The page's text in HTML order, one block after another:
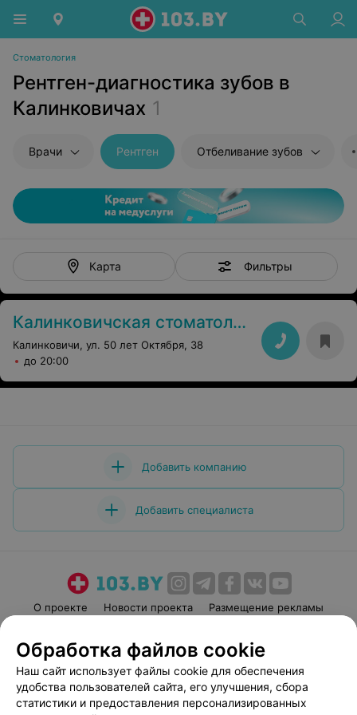
Стоматология
Рентген-диагностика зубов в
Калинковичах 1
Врачи Рентген Отбеливание зубов
Карта Фильтры
Калинковичская стоматологическая поликлиника
Калинковичи, ул. 50 лет Октября, 38
до 20:00
Добавить компанию
Добавить специалиста
О проекте Новости проекта
Размещение рекламы
Пользовательское соглашение
Способы оплаты
Вакансии
Партнеры
Написать руководителю 103.by
Обработка файлов cookie
Наш сайт использует файлы cookie для обеспечения
удобства пользователей сайта, его улучшения, сбора
статистики и предоставления персонализированных